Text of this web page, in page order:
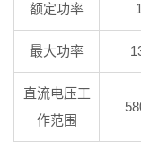
额定功率
最大功率
直流电压工
作范围